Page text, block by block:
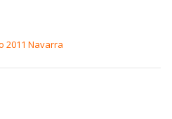
2011 Navarra